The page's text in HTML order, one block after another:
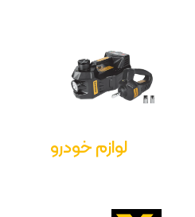
لوازم خودرو